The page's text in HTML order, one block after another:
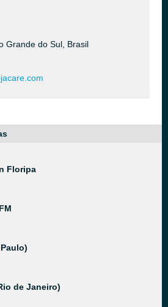
Grande do Sul, Brasil
Floripa
de Janeiro)